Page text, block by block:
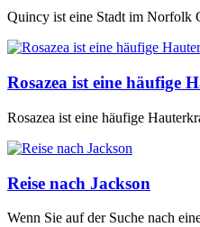
Quincy ist eine Stadt im Norfolk
Rosazea ist eine häufige
Rosazea ist eine häufige
Reise nach Jackson
Wenn Sie auf der Suche nach